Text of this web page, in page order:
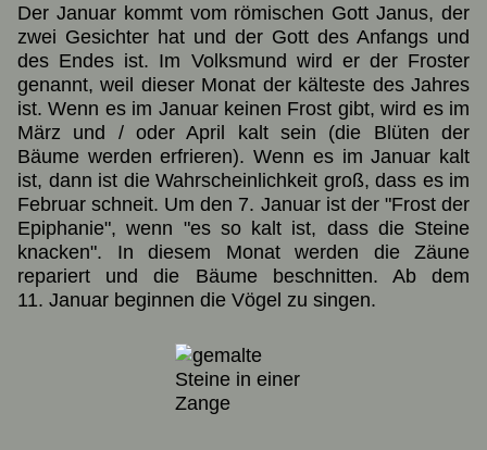
Der Januar kommt vom römischen Gott Janus, der
zwei Gesichter hat und der Gott des Anfangs und
des Endes ist. Im Volksmund wird er der Froster
genannt, weil dieser Monat der kälteste des Jahres
ist. Wenn es im Januar keinen Frost gibt, wird es im
März und / oder April kalt sein (die Blüten der
Bäume werden erfrieren). Wenn es im Januar kalt
ist, dann ist die Wahrscheinlichkeit groß, dass es im
Februar schneit. Um den 7. Januar ist der "Frost der
Epiphanie", wenn "es so kalt ist, dass die Steine
knacken". In diesem Monat werden die Zäune
repariert und die Bäume beschnitten. Ab dem
11. Januar beginnen die Vögel zu singen.